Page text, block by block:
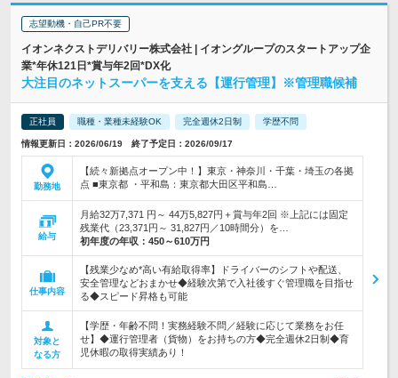
志望動機・自己PR不要
イオンネクストデリバリー株式会社 | イオングループのスタートアップ企
業*年休121日*賞与年2回*DX化
大注目のネットスーパーを支える【運行管理】※管理職候補
正社員 職種・業種未経験OK 完全週休2日制 学歴不問
情報更新日：2026/06/19 終了予定日：2026/09/17
勤務地
【続々新拠点オープン中！】東京・神奈川・千葉・埼玉の各拠
点 ■東京都 ・平和島：東京都大田区平和島…
給与
月給32万7,371 円～ 44万5,827円＋賞与年2回 ※上記には固定
残業代（23,371円～ 31,827円／10時間分）を…
初年度の年収： 450～610万円
仕事内容
【残業少なめ*高い有給取得率】ドライバーのシフトや配送、
安全管理などおまかせ◆経験次第で入社後すぐ管理職を目指せ
る◆スピード昇格も可能
対象と
なる方
【学歴・年齢不問！実務経験不問／経験に応じて業務をお任
せ】◆運行管理者（貨物）をお持ちの方◆完全週休2日制◆育
児休暇の取得実績あり！